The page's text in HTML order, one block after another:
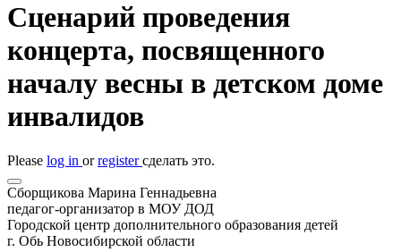
Сценарий проведения
концерта, посвященного
началу весны в детском доме
инвалидов
Please log in orregisterсделать это.
Сборщикова Марина Геннадьевна
педагог-организатор в МОУ ДОД
Городской центр дополнительного образования детей
г. Обь Новосибирской области